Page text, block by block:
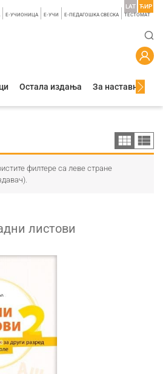
E-УЧИОНИЦА E-УЧИ Е-ПЕДАГОШКА СВЕСКА TЕСТОМАТ
LAT ЋИР
Остала издања За наставнике
филтере са леве стране
листови